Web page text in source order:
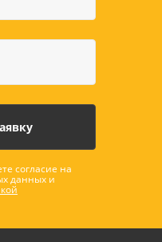
согласие на
данных и